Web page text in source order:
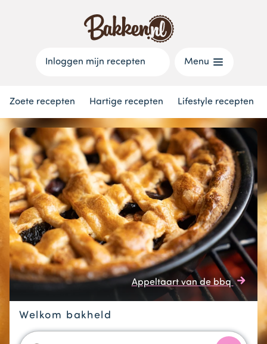
Inloggen mijn recepten Menu
Zoete recepten Hartige recepten Lifestyle recepten
Appeltaart van de bbq
Welkom bakheld